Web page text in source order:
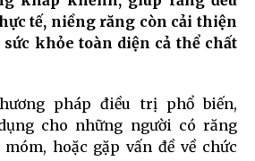
tế, niềng răng còn cải thiện
sức khỏe toàn diện cả thể chất
pháp điều trị phổ biến,
cho những người có răng
hoặc gặp vấn đề về chức